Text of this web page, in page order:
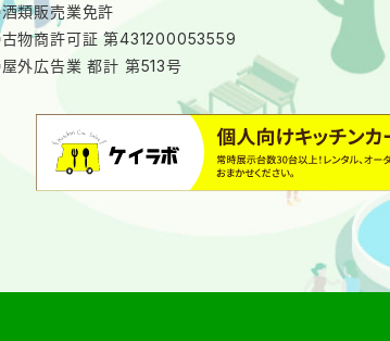
酒類販売業免許
古物商許可証 第431200053559
屋外広告業 都計 第513号